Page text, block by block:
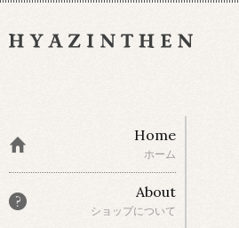
Home
ホーム
About
ショップについて